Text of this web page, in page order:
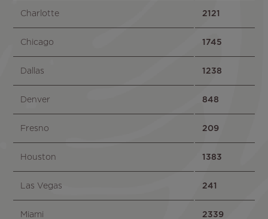
Charlotte 2121
Chicago 1745
Dallas 1238
Denver 848
Fresno 209
Houston 1383
Las Vegas 241
Miami 2339